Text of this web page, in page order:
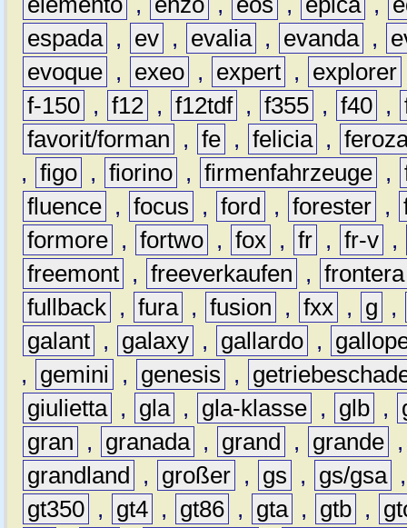
espada , ev , evalia , evanda ,
evoque , exeo , expert , explorer
f-150 , f12 , f12tdf , f355 , f40 ,
favorit/forman
, fe , felicia ,
, figo , fiorino , firmenfahrzeuge ,
fluence , focus , ford , forester ,
formore , fortwo , fox , fr , fr-v ,
freemont , freeverkaufen , frontera
fullback , fura , fusion , fxx , g
,
galant , galaxy , gallardo ,
,
gemini , genesis ,
giulietta , gla , gla-klasse , glb ,
gran
, granada , grand , grande
grandland
, großer , gs , gs/gsa
gt350 , gt4 , gt86 , gta , gtb ,